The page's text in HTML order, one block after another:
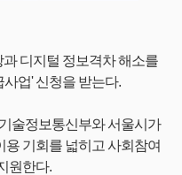
디지털 정보격차 해소를
업' 신청을 받는다.
술정보통신부와 서울시가
기회를 넓히고 사회참여
원한다.